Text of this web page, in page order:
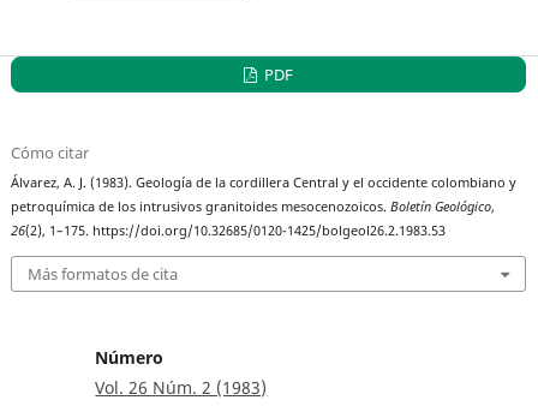
PDF
Cómo citar
Álvarez, A. J. (1983). Geología de la cordillera Central y el occidente colombiano y
petroquímica de los intrusivos granitoides mesocenozoicos.Boletín Geológico,
26(2), 1–175. https://doi.org/10.32685/0120-1425/bolgeol26.2.1983.53
Más formatos de cita
Número
Vol. 26 Núm. 2 (1983)